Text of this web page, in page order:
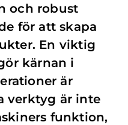
och robust
för att skapa
En viktig
kärnan i
är
verktyg är inte
funktion,